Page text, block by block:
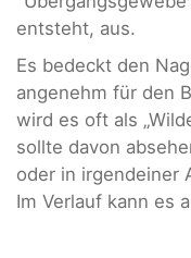
entsteht, aus.
Es bedeckt den
angenehm für den
wird es oft als
sollte davon
oder in irgendeiner
Im Verlauf kann es